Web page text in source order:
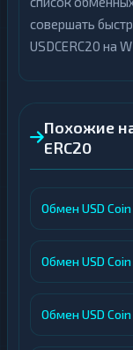
совершать
USDCERC20 на
Похожие
ERC20
Обмен USD Coin
Обмен USD Coin
Обмен USD